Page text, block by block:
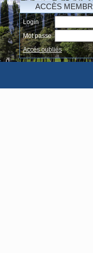
ACCÈS
Login
Mot passe
Accés oubliés